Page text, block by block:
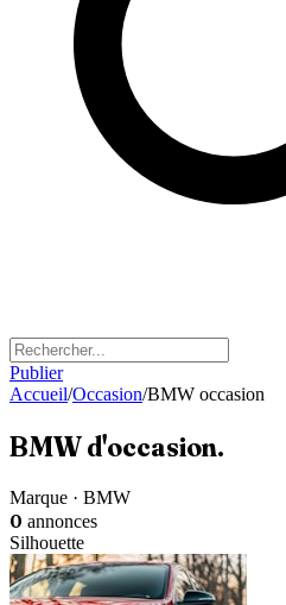
Publier
Accueil/Occasion/BMW occasion
BMWd'occasion.
Marque · BMW
0 annonces
Silhouette